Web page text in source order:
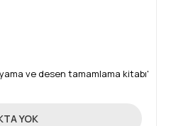
ve desen tamamlama kitabı'
TL
YOK